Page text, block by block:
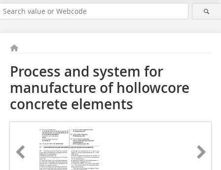
Process and system for
manufacture of hollowcore
concrete elements